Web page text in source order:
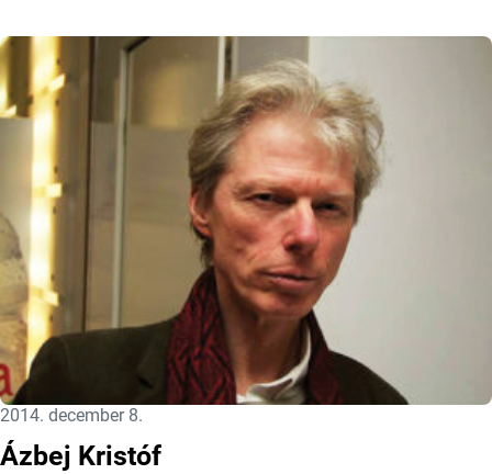
Közzétéve:
2014. december 8.
Ázbej Kristóf